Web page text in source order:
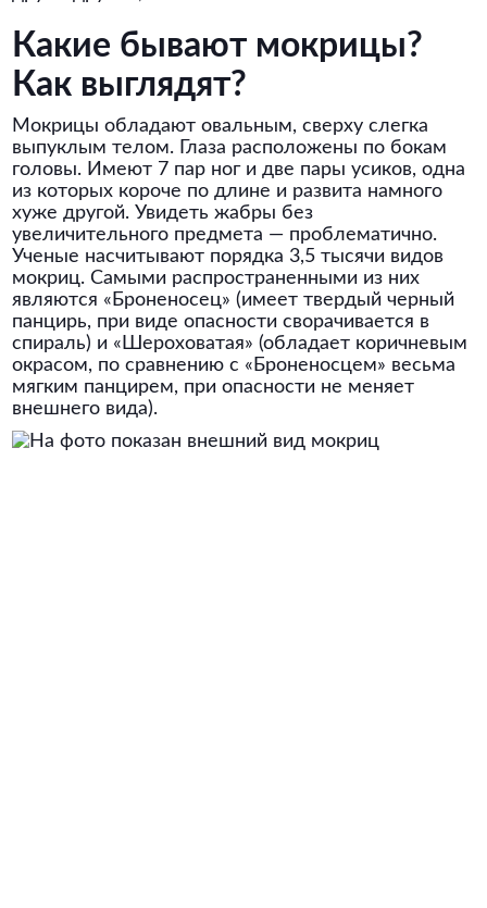
Какие бывают мокрицы?
Как выглядят?
Мокрицы обладают овальным, сверху слегка
выпуклым телом. Глаза расположены по бокам
головы. Имеют 7 пар ног и две пары усиков, одна
из которых короче по длине и развита намного
хуже другой. Увидеть жабры без
увеличительного предмета — проблематично.
Ученые насчитывают порядка 3,5 тысячи видов
мокриц. Самыми распространенными из них
являются «Броненосец» (имеет твердый черный
панцирь, при виде опасности сворачивается в
спираль) и «Шероховатая» (обладает коричневым
окрасом, по сравнению с «Броненосцем» весьма
мягким панцирем, при опасности не меняет
внешнего вида).